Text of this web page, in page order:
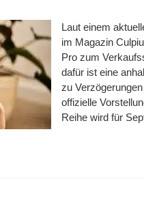
Laut einem
im Magazin
Pro zum
dafür ist eine
zu
offizielle
Reihe wird für